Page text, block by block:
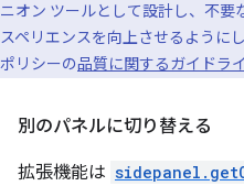
ニオン ツールとして設計し、不要
スペリエンスを向上させるように
ポリシーの品質に関するガイドラ
別のパネルに切り替える
拡張機能は